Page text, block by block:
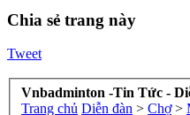
Chia sẻ trang này
Tweet
Vnbadminton -Tin Tức -
Trang chủ Diễn đàn > Chợ >